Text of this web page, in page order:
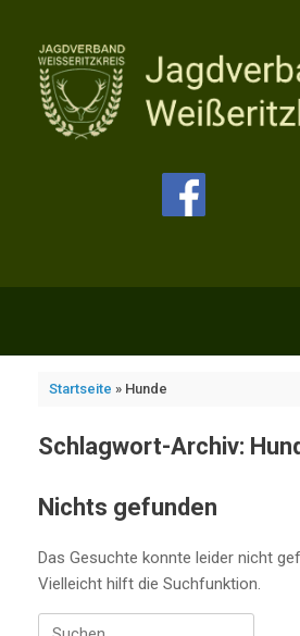
springen
Startseite » Hunde
Schlagwort-Archiv:
Nichts gefunden
Das Gesuchte konnte leider nicht
Vielleicht hilft die Suchfunktion.
Suchen